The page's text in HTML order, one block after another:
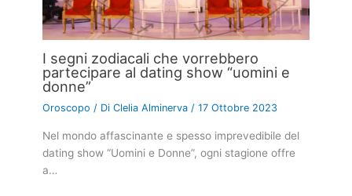
I segni zodiacali che vorrebbero
partecipare al dating show “uomini e
donne”
Oroscopo / DiClelia Alminerva/17 Ottobre 2023
Nel mondo affascinante e spesso imprevedibile del
dating show “Uomini e Donne”, ogni stagione offre
a…